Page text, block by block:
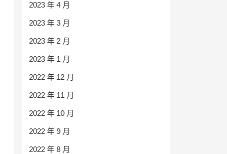
2023 年 4 月
2023 年 3 月
2023 年 2 月
2023 年 1 月
2022 年 12 月
2022 年 11 月
2022 年 10 月
2022 年 9 月
2022 年 8 月